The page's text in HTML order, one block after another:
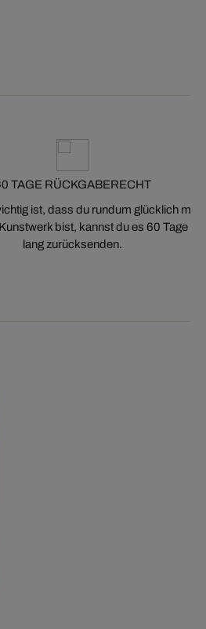
TAGE RÜCKGABERECHT
ist, dass du rundum glücklich mit
bist, kannst du es 60 Tage
lang zurücksenden.